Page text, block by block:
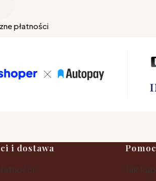
płatności
w stopce
i dostawa
Pomoc